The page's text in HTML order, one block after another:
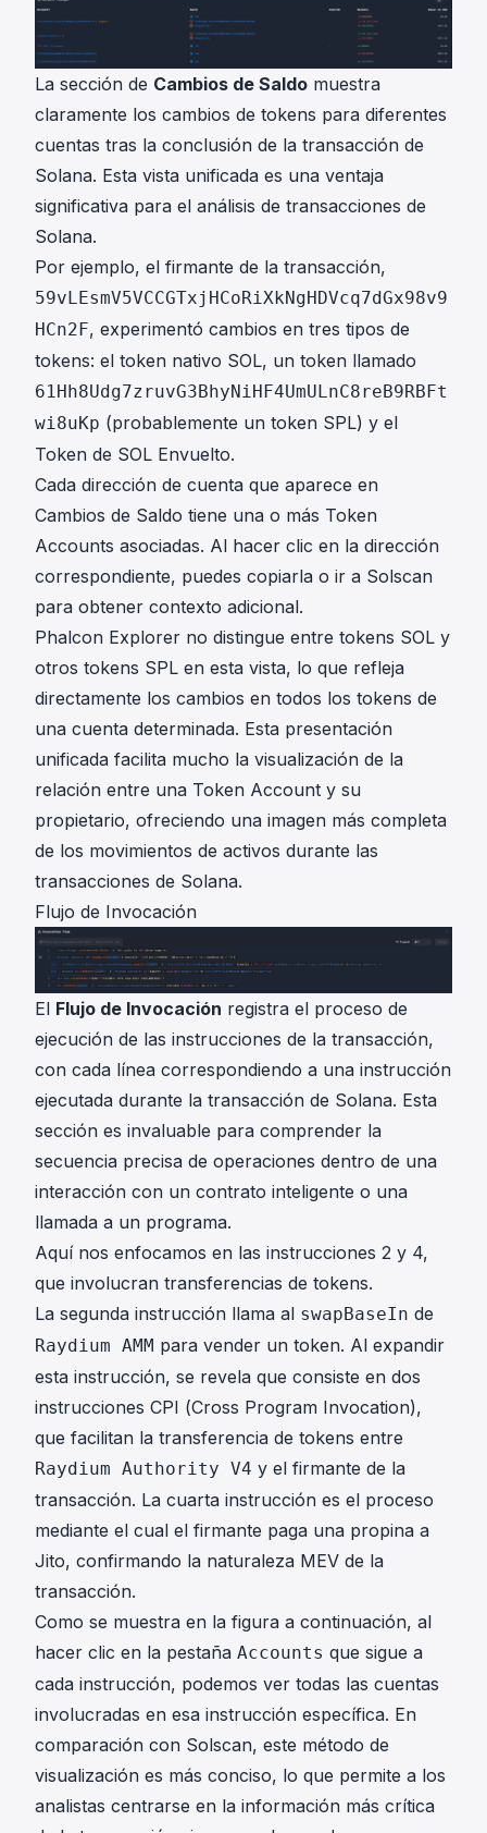
La sección de Cambios de Saldo muestra
claramente los cambios de tokens para diferentes
cuentas tras la conclusión de la transacción de
Solana. Esta vista unificada es una ventaja
significativa para el análisis de transacciones de
Solana.
Por ejemplo, el firmante de la transacción,
59vLEsmV5VCCGTxjHCoRiXkNgHDVcq7dGx98v9
HCn2F, experimentó cambios en tres tipos de
tokens: el token nativo SOL, un token llamado
61Hh8Udg7zruvG3BhyNiHF4UmULnC8reB9RBFt
wi8uKp (probablemente un token SPL) y el
Token de SOL Envuelto.
Cada dirección de cuenta que aparece en
Cambios de Saldo tiene una o más Token
Accounts asociadas. Al hacer clic en la dirección
correspondiente, puedes copiarla o ir a Solscan
para obtener contexto adicional.
Phalcon Explorer no distingue entre tokens SOL y
otros tokens SPL en esta vista, lo que refleja
directamente los cambios en todos los tokens de
una cuenta determinada. Esta presentación
unificada facilita mucho la visualización de la
relación entre una Token Account y su
propietario, ofreciendo una imagen más completa
de los movimientos de activos durante las
transacciones de Solana.
Flujo de Invocación
El Flujo de Invocación registra el proceso de
ejecución de las instrucciones de la transacción,
con cada línea correspondiendo a una instrucción
ejecutada durante la transacción de Solana. Esta
sección es invaluable para comprender la
secuencia precisa de operaciones dentro de una
interacción con un contrato inteligente o una
llamada a un programa.
Aquí nos enfocamos en las instrucciones 2 y 4,
que involucran transferencias de tokens.
La segunda instrucción llama al swapBaseIn de
Raydium AMM para vender un token. Al expandir
esta instrucción, se revela que consiste en dos
instrucciones CPI (Cross Program Invocation),
que facilitan la transferencia de tokens entre
Raydium Authority V4 y el firmante de la
transacción. La cuarta instrucción es el proceso
mediante el cual el firmante paga una propina a
Jito, confirmando la naturaleza MEV de la
transacción.
Como se muestra en la figura a continuación, al
hacer clic en la pestaña Accounts que sigue a
cada instrucción, podemos ver todas las cuentas
involucradas en esa instrucción específica. En
comparación con Solscan, este método de
visualización es más conciso, lo que permite a los
analistas centrarse en la información más crítica